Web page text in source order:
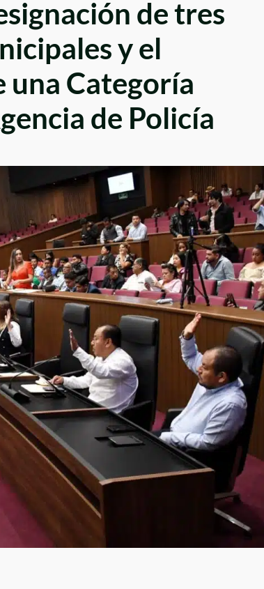
de tres
y el
Categoría
de Policía